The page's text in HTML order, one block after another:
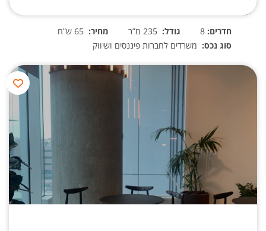
חדרים: גודל: מחיר:
סוג נכס: משרדים לחברות פיננסים ושיווק